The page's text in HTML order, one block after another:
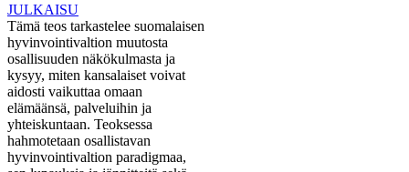
JULKAISU
Tämä teos tarkastelee suomalaisen
hyvinvointivaltion muutosta
osallisuuden näkökulmasta ja
kysyy, miten kansalaiset voivat
aidosti vaikuttaa omaan
elämäänsä, palveluihin ja
yhteiskuntaan. Teoksessa
hahmotetaan osallistavan
hyvinvointivaltion paradigmaa,